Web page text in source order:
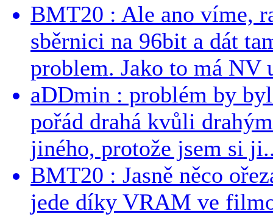
BMT20 : Ale ano víme,
sběrnici na 96bit a dát
problem. Jako to má NV
aDDmin : problém by
pořád drahá kvůli
jiného, protože jsem si
BMT20 : Jasně něco
jede díky VRAM ve